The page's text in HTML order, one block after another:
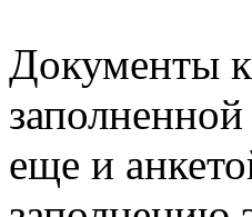
Документы
еще и